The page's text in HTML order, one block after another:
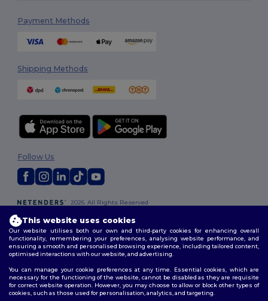
Payment Methods
Shipping Methods
2026. All Rights Reserved
Policy|Site Map
Follow Us
This website uses cookies
Our website utilises both our own and third-party cookies for enhancing overall
functionality, remembering your preferences, analysing website performance, and
ensuring a smooth and personalised browsing experience, including tailored content,
optimised interactions with our website, and advertising.
You can manage your cookie preferences at any time. Essential cookies, which are
necessary for the functioning of the website, cannot be disabled as they are requisite
for correct website operation. However, you may choose to allow or block other types of
cookies, such as those used for personalisation, analytics, and targeting.